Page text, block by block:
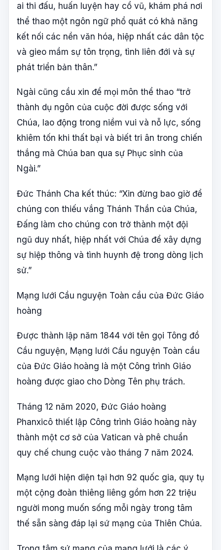
ai thi đấu, huấn luyện hay cổ vũ, khám phá nơi
thể thao một ngôn ngữ phổ quát có khả năng
kết nối các nền văn hóa, hiệp nhất các dân tộc
và gieo mầm sự tôn trọng, tình liên đới và sự
phát triển bản thân.”
Ngài cũng cầu xin để mọi môn thể thao “trở
thành dụ ngôn của cuộc đời được sống với
Chúa, lao động trong niềm vui và nỗ lực, sống
khiêm tốn khi thất bại và biết tri ân trong chiến
thắng mà Chúa ban qua sự Phục sinh của
Ngài.”
Đức Thánh Cha kết thúc: “Xin đừng bao giờ để
chúng con thiếu vắng Thánh Thần của Chúa,
Đấng làm cho chúng con trở thành một đội
ngũ duy nhất, hiệp nhất với Chúa để xây dựng
sự hiệp thông và tình huynh đệ trong dòng lịch
sử.”
Mạng lưới Cầu nguyện Toàn cầu của Đức Giáo
hoàng
Được thành lập năm 1844 với tên gọi Tông đồ
Cầu nguyện, Mạng lưới Cầu nguyện Toàn cầu
của Đức Giáo hoàng là một Công trình Giáo
hoàng được giao cho Dòng Tên phụ trách.
Tháng 12 năm 2020, Đức Giáo hoàng
Phanxicô thiết lập Công trình Giáo hoàng này
thành một cơ sở của Vatican và phê chuẩn
quy chế chung cuộc vào tháng 7 năm 2024.
Mạng lưới hiện diện tại hơn 92 quốc gia, quy tụ
một cộng đoàn thiêng liêng gồm hơn 22 triệu
người mong muốn sống mỗi ngày trong tâm
thế sẵn sàng đáp lại sứ mạng của Thiên Chúa.